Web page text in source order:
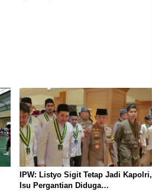
IPW: Listyo Sigit Tetap Jadi Kapolri,
Isu Pergantian Diduga